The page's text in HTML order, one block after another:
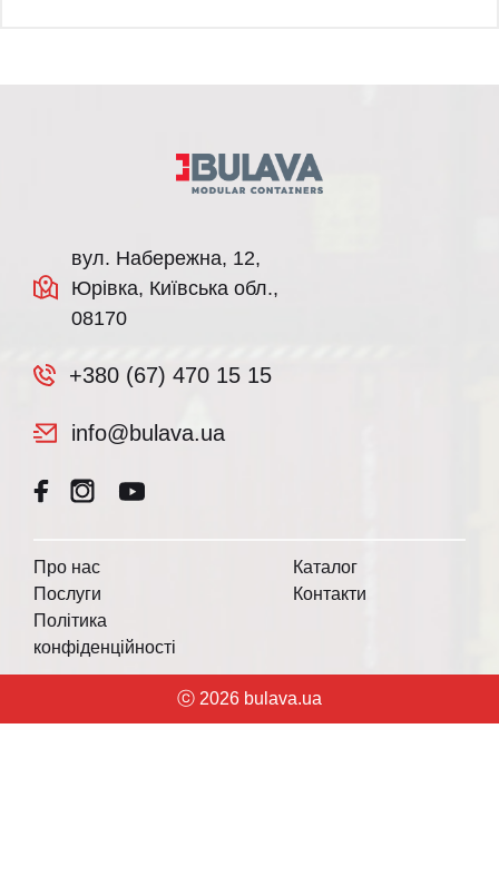
вул. Набережна, 12,
Юрівка, Київська обл.,
08170
+380 (67) 470 15 15
info@bulava.ua
Про нас
Каталог
Послуги
Контакти
Політика
конфіденційності
ⓒ 2026 bulava.ua